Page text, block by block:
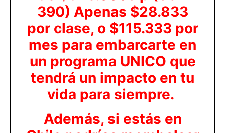
390) Apenas $28.833
por clase, o $115.333 por
mes para embarcarte en
un programa UNICO que
tendrá un impacto en tu
vida para siempre.
Además, si estás en